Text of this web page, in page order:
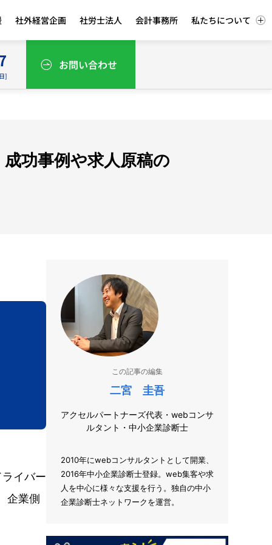
社外経営企画 社労士法人 会計事務所 私たちについて
]
お問い合わせ
功事例や求人原稿の
イバー
企業側
この記事の編集
二宮 圭吾
アクセルパートナーズ代表・webコンサ
ルタント・中小企業診断士
2010年にwebコンサルタントとして開業、
2016年中小企業診断士登録。web集客や求
人を中心に様々な支援を行う。独自の中小
企業診断士ネットワークを運営。